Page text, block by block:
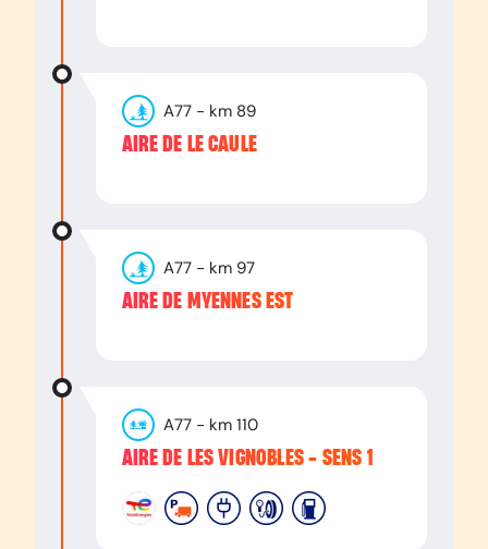
A77 - km 89
AIRE DE LE CAULE
A77 - km 97
AIRE DE MYENNES EST
A77 - km 110
AIRE DE LES VIGNOBLES - SENS 1